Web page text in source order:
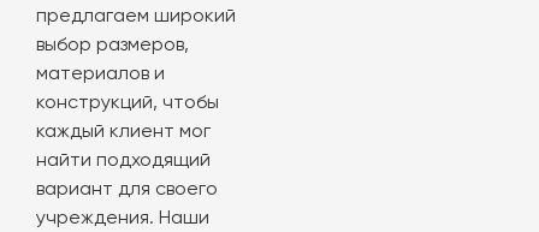
предлагаем широкий
выбор размеров,
материалов и
конструкций, чтобы
каждый клиент мог
найти подходящий
вариант для своего
учреждения. Наши